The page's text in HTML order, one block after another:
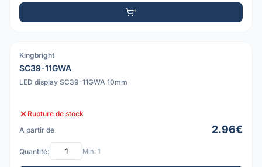
PDF
Kingbright
SC39-11GWA
LED display SC39-11GWA 10mm
Rupture de stock
A partir de
2.96€
Quantité: Min: 1